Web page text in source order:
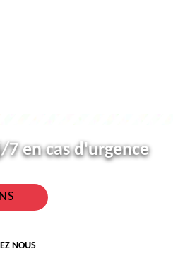
en cas d'urgence
NOUS